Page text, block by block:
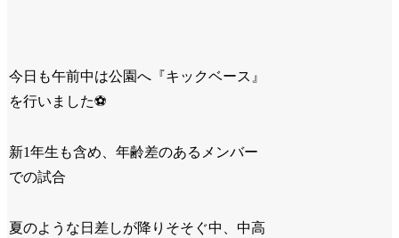
今日も午前中は公園へ『キックベース』
を行いました⚽️
新1年生も含め、年齢差のあるメンバー
での試合
夏のような日差しが降りそそぐ中、中高